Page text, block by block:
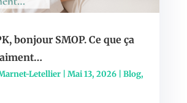
bonjour SMOP. Ce que ça
Letellier| Mai 13, 2026| Blog,